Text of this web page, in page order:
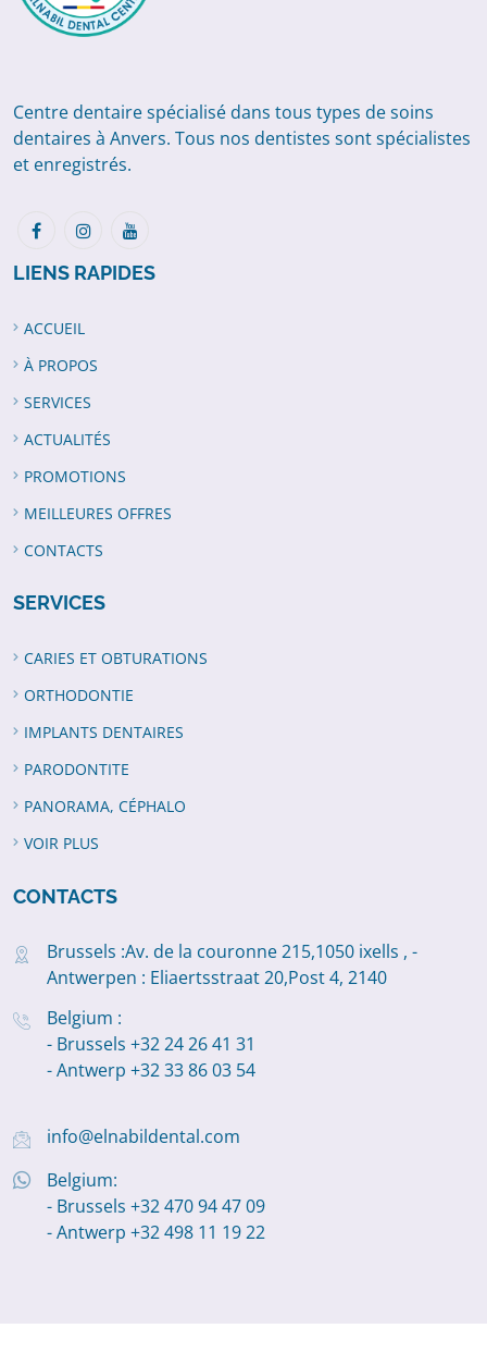
Centre dentaire spécialisé dans tous types de soins
dentaires à Anvers. Tous nos dentistes sont spécialistes
et enregistrés.
LIENS RAPIDES
ACCUEIL
À PROPOS
SERVICES
ACTUALITÉS
PROMOTIONS
MEILLEURES OFFRES
CONTACTS
SERVICES
CARIES ET OBTURATIONS
ORTHODONTIE
IMPLANTS DENTAIRES
PARODONTITE
PANORAMA, CÉPHALO
VOIR PLUS
CONTACTS
Brussels :Av. de la couronne 215,1050 ixells , -
Antwerpen : Eliaertsstraat 20,Post 4, 2140
Belgium :
- Brussels +32 24 26 41 31
- Antwerp +32 33 86 03 54
info@elnabildental.com
Belgium:
- Brussels +32 470 94 47 09
- Antwerp +32 498 11 19 22